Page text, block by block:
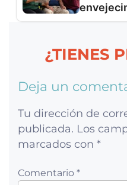
UNAM
¿TIENES
Deja un
Tu dirección de
publicada. Los
marcados con *
Comentario *